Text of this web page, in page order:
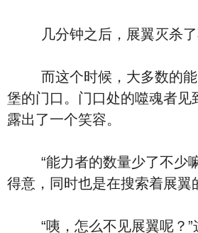
几分钟之后，展翼灭杀了
而这个时候，大多数的能
堡的门口。门口处的噬魂者见
露出了一个笑容。
“能力者的数量少了不少嘛
得意，同时也是在搜索着展翼
“咦，怎么不见展翼呢？”